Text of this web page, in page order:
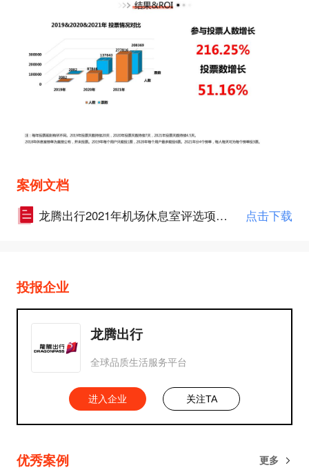
案例文档
龙腾出行2021年机场休息室评选项目.pdf 点击下载
投报企业
龙腾出行
全球品质生活服务平台
进入企业 关注TA
优秀案例 更多